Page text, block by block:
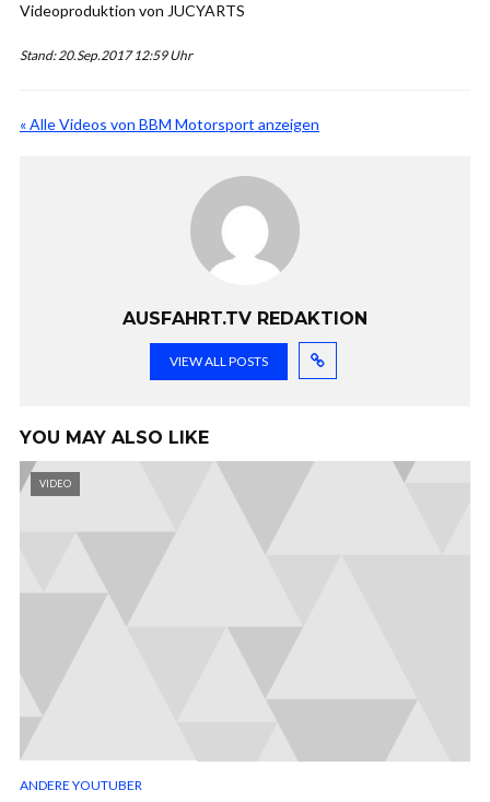
Videoproduktion von JUCYARTS
Stand: 20.Sep.2017 12:59 Uhr
« Alle Videos von BBM Motorsport anzeigen
AUSFAHRT.TV REDAKTION
VIEW ALL POSTS
YOU MAY ALSO LIKE
VIDEO
ANDERE YOUTUBER